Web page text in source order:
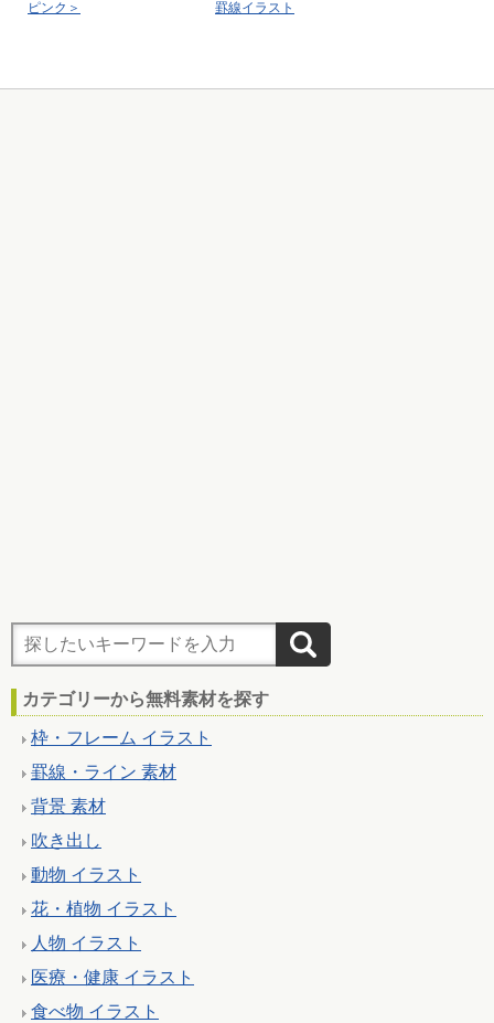
ピンク＞
罫線イラスト
カテゴリーから無料素材を探す
枠・フレーム イラスト
罫線・ライン 素材
背景 素材
吹き出し
動物 イラスト
花・植物 イラスト
人物 イラスト
医療・健康 イラスト
食べ物 イラスト